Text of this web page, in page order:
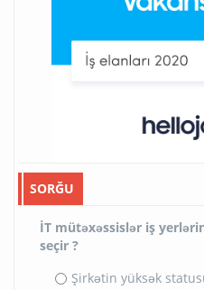
SORĞU
İT mütəxəssislər iş
seçir ?
Şirkətin yüksək